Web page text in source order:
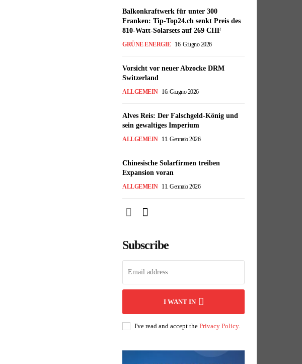
Balkonkraftwerk für unter 300
Franken: Tip-Top24.ch senkt Preis des
810-Watt-Solarsets auf 269 CHF
GRÜNE ENERGIE 16. Giugno 2026
Vorsicht vor neuer Abzocke DRM
Switzerland
ALLGEMEIN 16. Giugno 2026
Alves Reis: Der Falschgeld-König und
sein gewaltiges Imperium
ALLGEMEIN 11. Gennaio 2026
Chinesische Solarfirmen treiben
Expansion voran
ALLGEMEIN 11. Gennaio 2026
Subscribe
I WANT IN
I've read and accept the Privacy Policy.